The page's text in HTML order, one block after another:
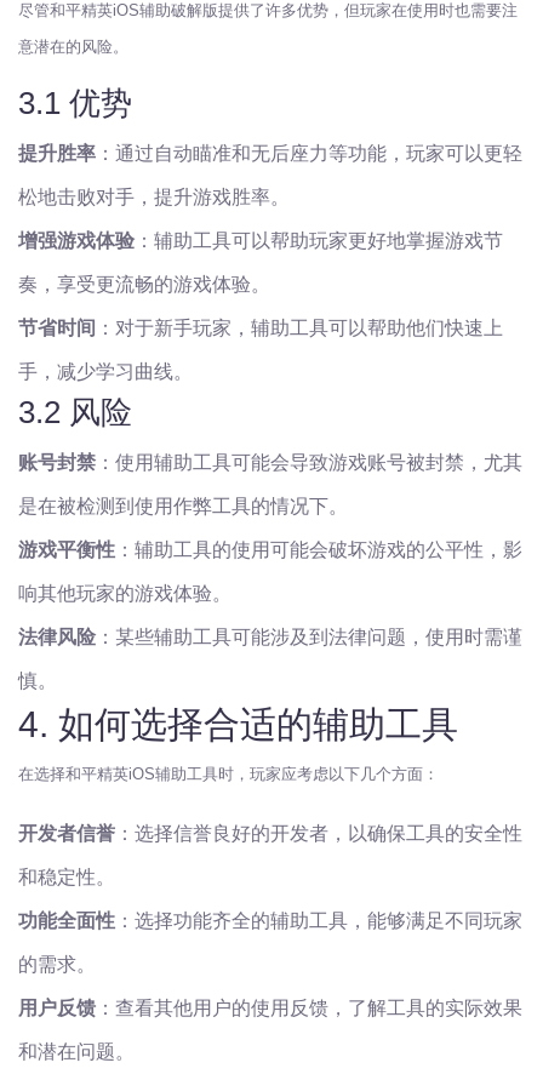
尽管和平精英iOS辅助破解版提供了许多优势，但玩家在使用时也需要注
意潜在的风险。
3.1 优势
提升胜率 ：通过自动瞄准和无后座力等功能，玩家可以更轻
松地击败对手，提升游戏胜率。
增强游戏体验 ：辅助工具可以帮助玩家更好地掌握游戏节
奏，享受更流畅的游戏体验。
节省时间 ：对于新手玩家，辅助工具可以帮助他们快速上
手，减少学习曲线。
3.2 风险
账号封禁 ：使用辅助工具可能会导致游戏账号被封禁，尤其
是在被检测到使用作弊工具的情况下。
游戏平衡性 ：辅助工具的使用可能会破坏游戏的公平性，影
响其他玩家的游戏体验。
法律风险 ：某些辅助工具可能涉及到法律问题，使用时需谨
慎。
4. 如何选择合适的辅助工具
在选择和平精英iOS辅助工具时，玩家应考虑以下几个方面：
开发者信誉 ：选择信誉良好的开发者，以确保工具的安全性
和稳定性。
功能全面性 ：选择功能齐全的辅助工具，能够满足不同玩家
的需求。
用户反馈 ：查看其他用户的使用反馈，了解工具的实际效果
和潜在问题。